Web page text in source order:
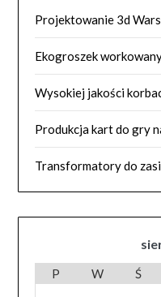
Projektowanie 3d
Ekogroszek
Wysokiej jakości
Produkcja kart do gry
Transformatory do
P W Ś